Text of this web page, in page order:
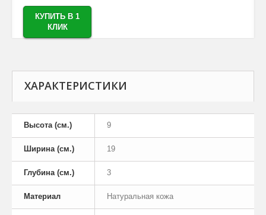
КУПИТЬ В 1
КЛИК
ХАРАКТЕРИСТИКИ
Высота (см.) 9
Ширина (см.) 19
Глубина (см.) 3
Материал Натуральная кожа